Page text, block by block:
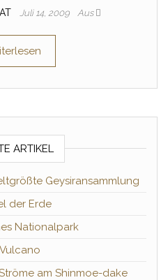
Juli 14, 2009 Aus
ARTIKEL
Geysiransammlung
der Erde
Nationalpark
am Shinmoe-dake